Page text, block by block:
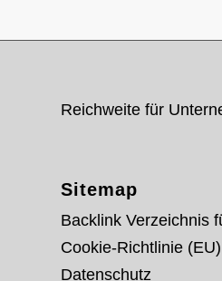
Reichweite für
Sitemap
Backlink Verzeichnis
Cookie-Richtlinie (EU)
Datenschutz